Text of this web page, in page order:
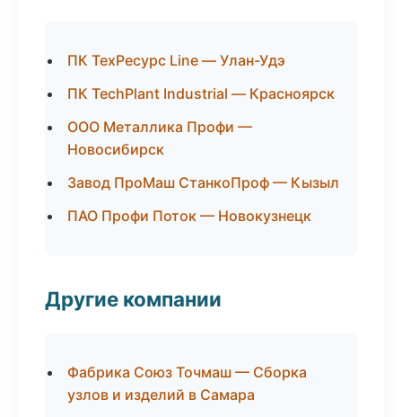
ПК ТехРесурс Line — Улан-Удэ
ПК TechPlant Industrial — Красноярск
ООО Металлика Профи —
Новосибирск
Завод ПроМаш СтанкоПроф — Кызыл
ПАО Профи Поток — Новокузнецк
Другие компании
Фабрика Союз Точмаш — Сборка
узлов и изделий в Самара